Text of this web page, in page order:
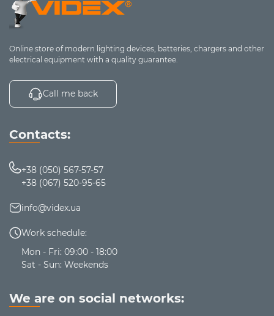
Online store of modern lighting devices, batteries, chargers and other
electrical equipment with a quality guarantee.
Call me back
Contacts:
+38 (050) 567-57-57
+38 (067) 520-95-65
info@videx.ua
Work schedule:
Mon - Fri: 09:00 - 18:00
Sat - Sun: Weekends
We are on social networks: